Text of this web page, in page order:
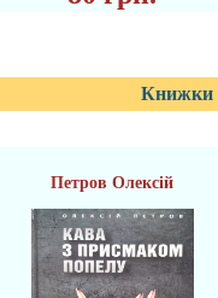
Книжки
Петров Олексій